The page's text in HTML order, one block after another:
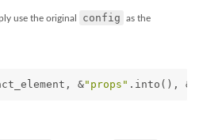
use the original config as the
&"props" .into(),